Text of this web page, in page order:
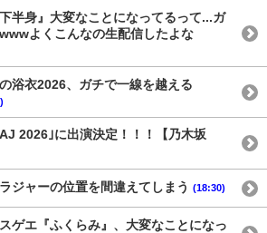
半身』大変なことになってるって...ガ
よくこんなの生配信したよな
浴衣2026、ガチで一線を越える
2026｣に出演決定！！！【乃木坂
ジャーの位置を間違えてしまう (18:30)
ゲエ『ふくらみ』、大変なことになっ